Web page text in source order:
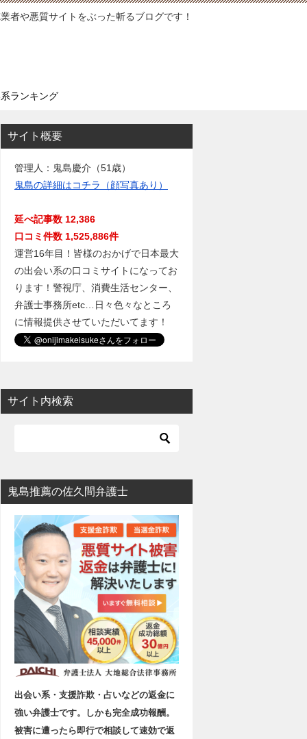
者や悪質サイトをぶった斬るブログです！
ランキング
サイト概要
管理人：鬼島慶介（51歳）
鬼島の詳細はコチラ（顔写真あり）
延べ記事数 12,386
口コミ件数 1,525,886件
運営16年目！皆様のおかげで日本最大
の出会い系の口コミサイトになってお
ります！警視庁、消費生活センター、
弁護士事務所etc…日々色々なところ
に情報提供させていただいてます！
サイト内検索
鬼島推薦の佐久間弁護士
出会い系・支援詐欺・占いなどの返金に
強い弁護士です。しかも完全成功報酬。
被害に遭ったら即行で相談して速効で返